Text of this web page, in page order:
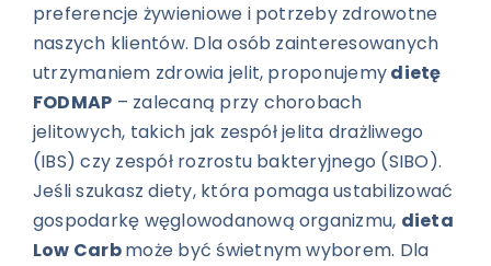
preferencje żywieniowe i potrzeby zdrowotne
naszych klientów. Dla osób zainteresowanych
utrzymaniem zdrowia jelit, proponujemydietę
FODMAP – zalecaną przy chorobach
jelitowych, takich jak zespół jelita drażliwego
(IBS) czy zespół rozrostu bakteryjnego (SIBO).
Jeśli szukasz diety, która pomaga ustabilizować
gospodarkę węglowodanową organizmu, dieta
Low Carbmoże być świetnym wyborem. Dla